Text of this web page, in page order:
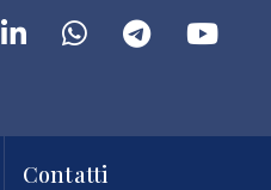
Contatti